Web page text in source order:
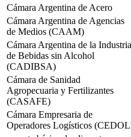
Cámara Argentina de Acero
Cámara Argentina de Agencias
de Medios (CAAM)
Cámara Argentina de la Industria
de Bebidas sin Alcohol
(CADIBSA)
Cámara de Sanidad
Agropecuaria y Fertilizantes
(CASAFE)
Cámara Empresaria de
Operadores Logísticos